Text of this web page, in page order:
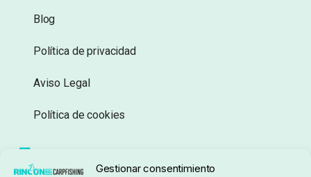
Gestionar consentimiento
Blog
Política de privacidad
Aviso Legal
Política de cookies